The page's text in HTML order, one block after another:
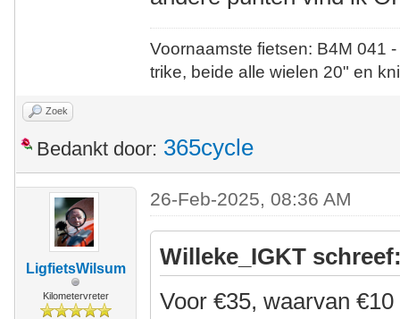
Voornaamste fietsen: B4M
trike, beide alle wielen 20" en
Zoek
Bedankt door: 365cycle
LigfietsWilsum
Kilometervreter
26-Feb-2025, 08:36 AM
Willeke_IGKT
Voor €35, waarvan